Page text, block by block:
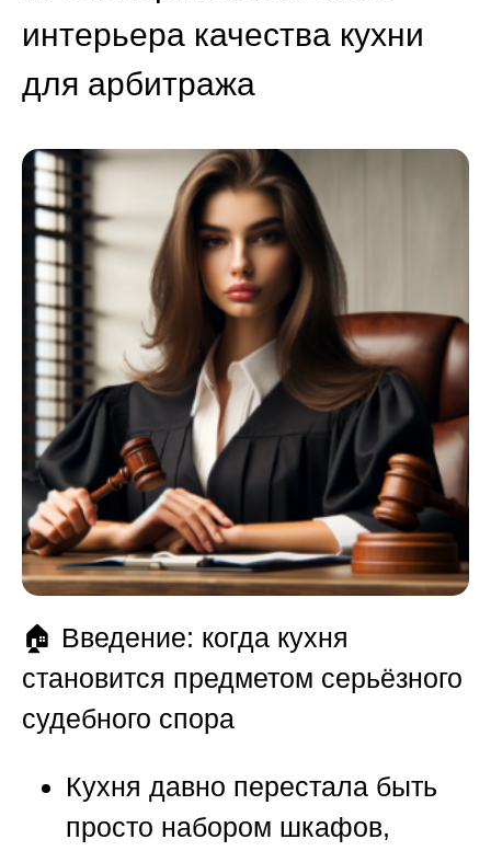
интерьера качества кухни
для арбитража
🏠 Введение: когда кухня
становится предметом серьёзного
судебного спора
Кухня давно перестала быть
просто набором шкафов,